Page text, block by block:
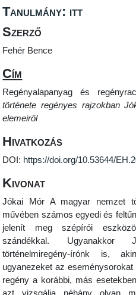
Tanulmány: itt
Szerző
Fehér Bence
Cím
Regényalapanyag és
története regényes rajzokban
elemeiről
Hivatkozás
DOI: https://doi.org/10.53644/
Kivonat
Jókai Mór A magyar nemzet
művében számos egyedi és
jelenít meg szépírói
szándékkal. Ugyanakkor
történelmiregény-írónk is,
ugyanezeket az
regény a korábbi, más